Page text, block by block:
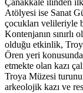
Çanakkale ilinden
Atölyesi ise Sanat
çocukları velileriyle
Kontenjanın sınırlı
olduğu etkinlik,
Ören yeri
etmekte olan kazı
Troya Müzesi
arkeolojik kazı ve